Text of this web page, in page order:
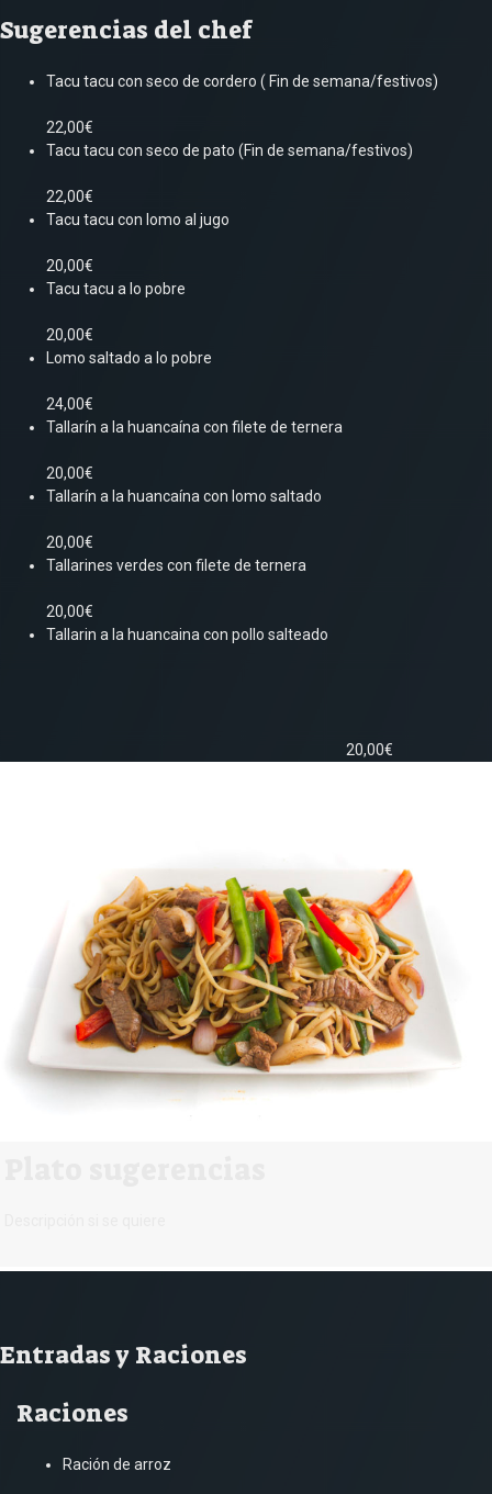
Sugerencias del chef
Tacu tacu con seco de cordero ( Fin de semana/festivos)
22,00€
Tacu tacu con seco de pato (Fin de semana/festivos)
22,00€
Tacu tacu con lomo al jugo
20,00€
Tacu tacu a lo pobre
20,00€
Lomo saltado a lo pobre
24,00€
Tallarín a la huancaína con filete de ternera
20,00€
Tallarín a la huancaína con lomo saltado
20,00€
Tallarines verdes con filete de ternera
20,00€
Tallarin a la huancaina con pollo salteado
20,00€
Entradas y Raciones
Raciones
Ración de arroz